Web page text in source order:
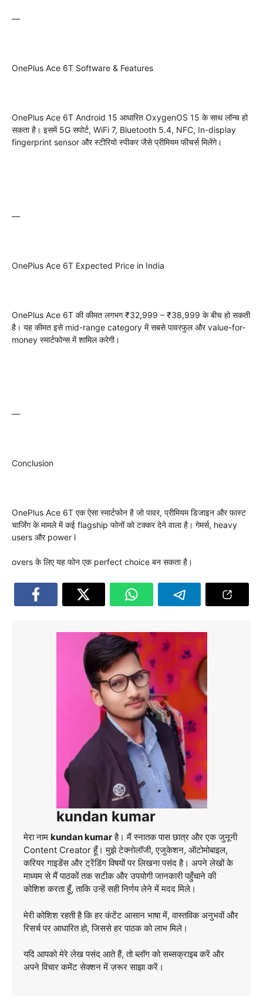
—
OnePlus Ace 6T Software & Features
OnePlus Ace 6T Android 15 आधारित OxygenOS 15 के साथ लॉन्च हो
सकता है। इसमें 5G सपोर्ट, WiFi 7, Bluetooth 5.4, NFC, In-display
fingerprint sensor और स्टीरियो स्पीकर जैसे प्रीमियम फीचर्स मिलेंगे।
—
OnePlus Ace 6T Expected Price in India
OnePlus Ace 6T की कीमत लगभग ₹32,999 – ₹38,999 के बीच हो सकती
है। यह कीमत इसे mid-range category में सबसे पावरफुल और value-for-
money स्मार्टफोन्स में शामिल करेगी।
—
Conclusion
OnePlus Ace 6T एक ऐसा स्मार्टफोन है जो पावर, प्रीमियम डिजाइन और फास्ट
चार्जिंग के मामले में कई flagship फोनों को टक्कर देने वाला है। गेमर्स, heavy
users और power l
overs के लिए यह फोन एक perfect choice बन सकता है।
kundan kumar
मेरा नाम kundan kumarहै। मैं स्नातक पास छात्र और एक जुनूनी
Content Creator हूँ। मुझे टेक्नोलॉजी, एजुकेशन, ऑटोमोबाइल,
करियर गाइडेंस और ट्रेंडिंग विषयों पर लिखना पसंद है। अपने लेखों के
माध्यम से मैं पाठकों तक सटीक और उपयोगी जानकारी पहुँचाने की
कोशिश करता हूँ, ताकि उन्हें सही निर्णय लेने में मदद मिले।
मेरी कोशिश रहती है कि हर कंटेंट आसान भाषा में, वास्तविक अनुभवों और
रिसर्च पर आधारित हो, जिससे हर पाठक को लाभ मिले।
यदि आपको मेरे लेख पसंद आते हैं, तो ब्लॉग को सब्सक्राइब करें और
अपने विचार कमेंट सेक्शन में ज़रूर साझा करें।